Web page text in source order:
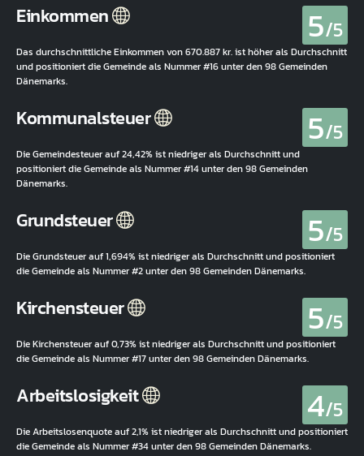
Einkommen 5/5
Das durchschnittliche Einkommen von 670.887 kr. ist höher als Durchschnitt
und positioniert die Gemeinde als Nummer #16 unter den 98 Gemeinden
Dänemarks.
Kommunalsteuer 5/5
Die Gemeindesteuer auf 24,42% ist niedriger als Durchschnitt und
positioniert die Gemeinde als Nummer #14 unter den 98 Gemeinden
Dänemarks.
Grundsteuer 5/5
Die Grundsteuer auf 1,694% ist niedriger als Durchschnitt und positioniert
die Gemeinde als Nummer #2 unter den 98 Gemeinden Dänemarks.
Kirchensteuer 5/5
Die Kirchensteuer auf 0,73% ist niedriger als Durchschnitt und positioniert
die Gemeinde als Nummer #17 unter den 98 Gemeinden Dänemarks.
Arbeitslosigkeit 4/5
Die Arbeitslosenquote auf 2,1% ist niedriger als Durchschnitt und positioniert
die Gemeinde als Nummer #34 unter den 98 Gemeinden Dänemarks.